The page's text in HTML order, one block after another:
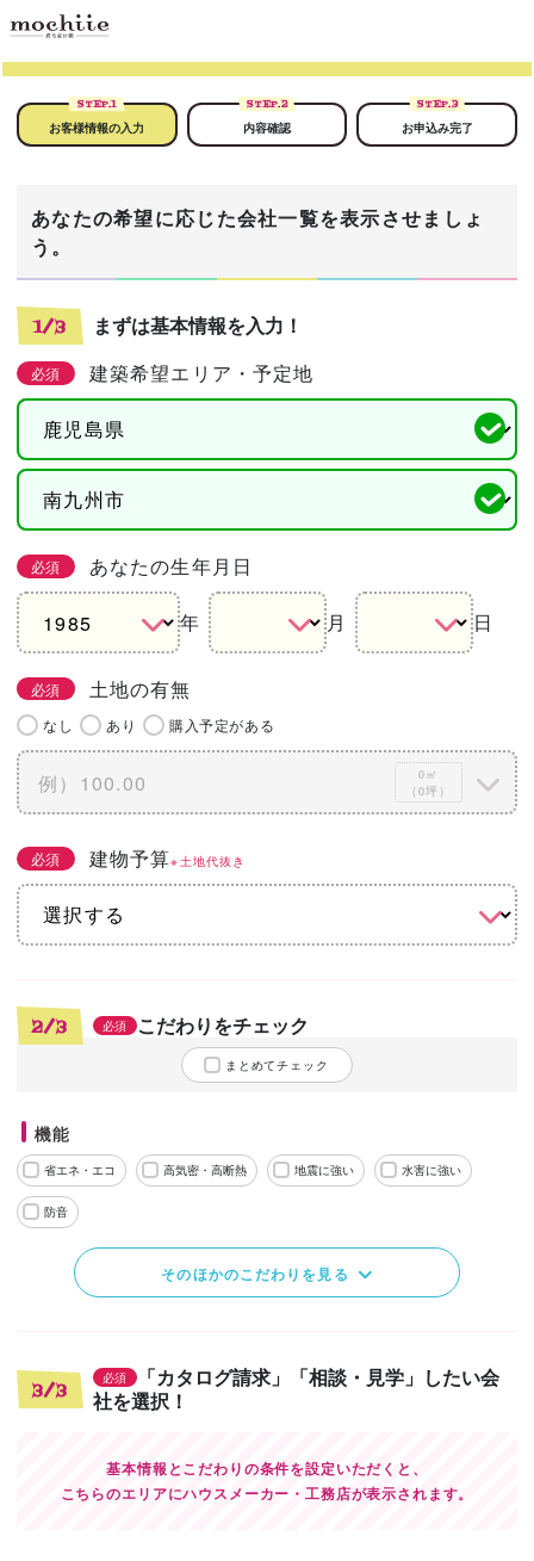
STEP.1
お客様情報の入力
STEP.2
内容確認
STEP.3
お申込み完了
あなたの希望に応じた会社一覧を表示させましょ
う。
1/3 まずは基本情報を入力！
必須 建築希望エリア・予定地
必須 あなたの生年月日
年 月 日
必須 土地の有無
なし あり 購入予定がある
0㎡
（0坪）
必須 建物予算※土地代抜き
2/3 必須 こだわりをチェック
まとめてチェック
機能
省エネ・エコ 高気密・高断熱 地震に強い 水害に強い
防音
そのほかのこだわりを見る
3/3
必須
「カタログ請求」「相談・見学」したい会
社を選択！
基本情報とこだわりの条件を設定いただくと、
こちらのエリアにハウスメーカー・工務店が表示されます。